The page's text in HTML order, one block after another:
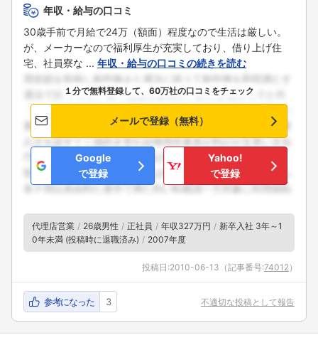
年収・給与の口コミ
30歳手前で月給で24万（額面）程度なので生活は厳しい。
が、メーカーなので福利厚生が充実しており、借り上げ住
宅、社員寮な ... 年収・給与の口コミの続きを読む
１分で無料登録して、60万社の口コミをチェック
メールで登録（無料）
Google
で登録
Yahoo!
で登録
代理店営業 26歳男性 正社員 年収327万円
新卒入社 3年～1
0年未満 (投稿時に退職済み)
2007年度
投稿日:2010-06-13 （記事番号:74012 ）
参考になった 3 不適切な投稿として報告